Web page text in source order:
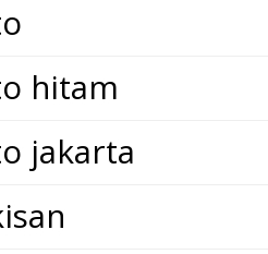
hitam
jakarta